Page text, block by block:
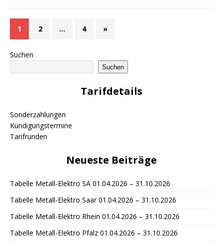
1 2 … 4 »
Suchen
Suchen
Tarifdetails
Sonderzahlungen
Kündigungstermine
Tarifrunden
Neueste Beiträge
Tabelle Metall-Elektro SA 01.04.2026 – 31.10.2026
Tabelle Metall-Elektro Saar 01.04.2026 – 31.10.2026
Tabelle Metall-Elektro Rhein 01.04.2026 – 31.10.2026
Tabelle Metall-Elektro Pfalz 01.04.2026 – 31.10.2026